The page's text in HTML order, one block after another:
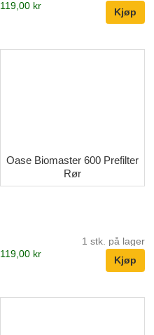
119,00 kr
Oase Biomaster 600 Prefilter
Rør
1 stk. på lager
119,00 kr